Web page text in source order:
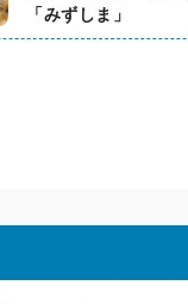
「みずしま」